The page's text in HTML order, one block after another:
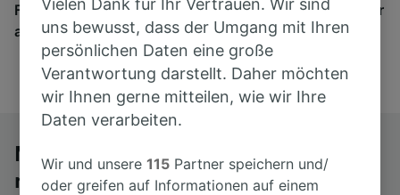
Finden Sie hier Fahrkarten für Verbindungen von mehr
als 170 Bahn- und Busunternehmen.
Mit dem Fernbus von Tübingen Hbf
nach Como
Vielen Dank für Ihr Vertrauen. Wir sind
uns bewusst, dass der Umgang mit Ihren
persönlichen Daten eine große
Verantwortung darstellt. Daher möchten
wir Ihnen gerne mitteilen, wie wir Ihre
Daten verarbeiten.
Wir und unsere115 Partner speichern und/
oder greifen auf Informationen auf einem